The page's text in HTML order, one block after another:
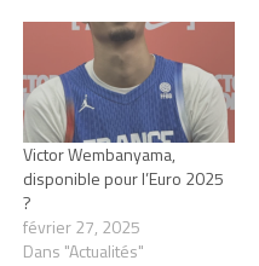
Victor Wembanyama,
disponible pour l’Euro 2025
?
février 27, 2025
Dans "Actualités"